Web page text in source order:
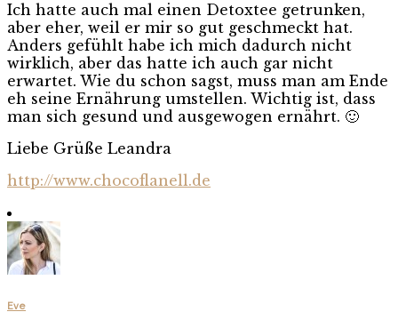
Ich hatte auch mal einen Detoxtee getrunken,
aber eher, weil er mir so gut geschmeckt hat.
Anders gefühlt habe ich mich dadurch nicht
wirklich, aber das hatte ich auch gar nicht
erwartet. Wie du schon sagst, muss man am Ende
eh seine Ernährung umstellen. Wichtig ist, dass
man sich gesund und ausgewogen ernährt. 🙂
Liebe Grüße Leandra
http://www.chocoflanell.de
Eve